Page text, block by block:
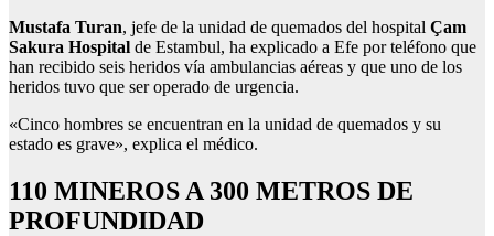
Mustafa Turan, jefe de la unidad de quemados del hospital Çam
Sakura Hospital de Estambul, ha explicado a Efe por teléfono que
han recibido seis heridos vía ambulancias aéreas y que uno de los
heridos tuvo que ser operado de urgencia.
«Cinco hombres se encuentran en la unidad de quemados y su
estado es grave», explica el médico.
110 MINEROS A 300 METROS DE
PROFUNDIDAD